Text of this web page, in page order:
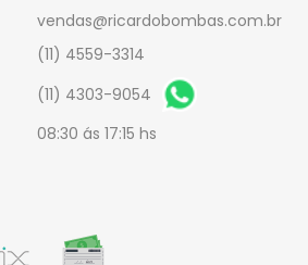
vendas@ricardobombas.com.br
(11) 4559-3314
(11) 4303-9054
08:30 ás 17:15 hs